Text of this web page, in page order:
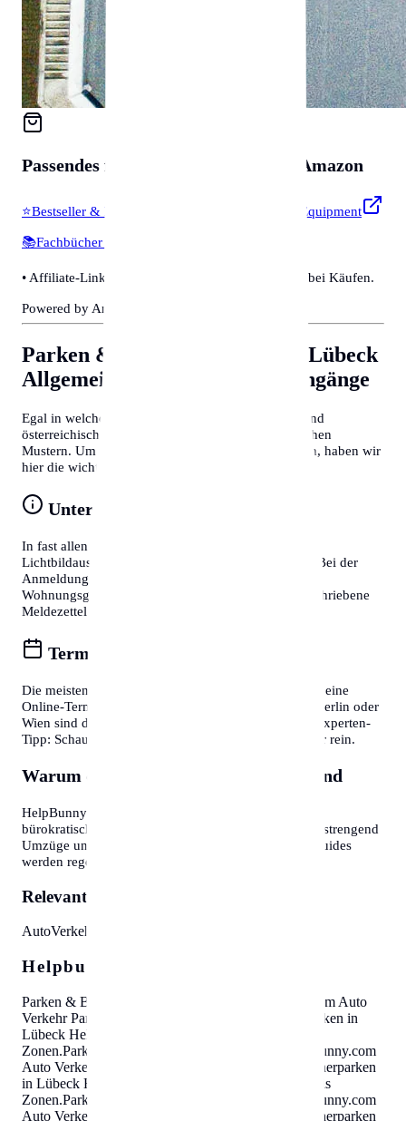
Passendes für auf Amazon
⭐Bestseller & Favoriten
Profi-Werkzeug & Equipment
📚Fachbücher & Guides
• Affiliate-Link: Wir erhalten eine kleine Provision bei Käufen.
Powered by Amazon 🛒
Parken & Bewohnerparken in Lübeck
Allgemeine Tipps für Behördengänge
Egal in welcher Stadt Sie sich befinden, deutsche und
österreichische Behördenprozesse folgen oft ähnlichen
Mustern. Um Zeit zu sparen und Frust zu vermeiden, haben wir
hier die wichtigsten Tipps für Sie zusammengefasst:
Unterlagen vorbereiten
In fast allen Fällen benötigen Sie einen gültigen
Lichtbildausweis (Reisepass oder Personalausweis). Bei der
Anmeldung eines Wohnsitzes ist zudem die
Wohnungsgeberbestätigung (in DE) bzw. der unterschriebene
Meldezettel (in AT) zwingend erforderlich.
Termine online buchen
Die meisten Bürgerservice-Stellen bieten mittlerweile eine
Online-Terminvereinbarung an. In Großstädten wie Berlin oder
Wien sind diese oft Wochen im Voraus ausgebucht. Experten-
Tipp: Schauen Sie morgens gegen 7:30 oder 8:00 Uhr rein.
Warum diese Informationen wichtig sind
HelpBunny.com hat es sich zur Aufgabe gemacht,
bürokratische Hürden abzubauen. Wir wissen, wie anstrengend
Umzüge und Behördengänge sein können. Unsere Guides
werden regelmäßig aktualisiert.
Relevante Themen:
AutoVerkehr
Helpbunny.com SEO Cloud
Parken & Bewohnerparken in Lübeck Helpbunny.com Auto
Verkehr Parkausweis Zonen
Parken & Bewohnerparken in
Lübeck Helpbunny.com
Zonen.Parken & Bewohnerparken in Lübeck
Helpbunny.com
Auto Verkehr Parkausweis Zonen
Parken & Bewohnerparken
in Lübeck Helpbunny.com
Auto Verkehr Parkausweis
Zonen.Parken & Bewohnerparken in Lübeck
Helpbunny.com
Auto Verkehr Parkausweis Zonen
Parken & Bewohnerparken